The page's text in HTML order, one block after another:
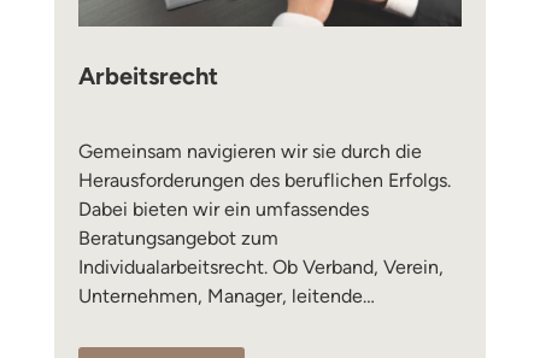
Arbeitsrecht
Gemeinsam navigieren wir sie durch die
Herausforderungen des beruflichen Erfolgs.
Dabei bieten wir ein umfassendes
Beratungsangebot zum
Individualarbeitsrecht. Ob Verband, Verein,
Unternehmen, Manager, leitende…